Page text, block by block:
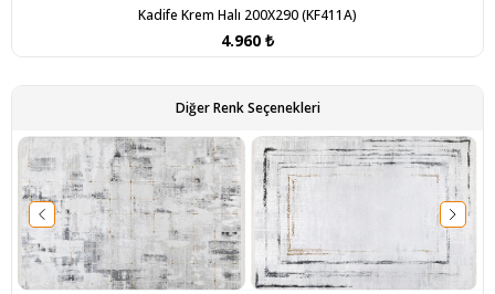
Kadife Krem Halı 200X290 (KF411A)
4.960 ₺
Diğer Renk Seçenekleri